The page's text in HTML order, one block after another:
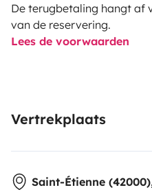
De terugbetaling hangt af
van de reservering.
Lees de voorwaarden
Vertrekplaats
Saint-Étienne